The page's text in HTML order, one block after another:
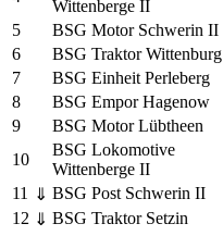
Wittenberge II
5
BSG Motor Schwerin II
6
BSG Traktor Wittenburg
7
BSG Einheit Perleberg
8
BSG Empor Hagenow
9
BSG Motor Lübtheen
10
BSG Lokomotive
Wittenberge II
11
⇓ BSG Post Schwerin II
12 ⇓ BSG Traktor Setzin